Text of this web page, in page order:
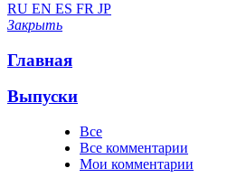
RU EN ES FR JP
Закрыть
Главная
Выпуски
Все
Все комментарии
Мои комментарии